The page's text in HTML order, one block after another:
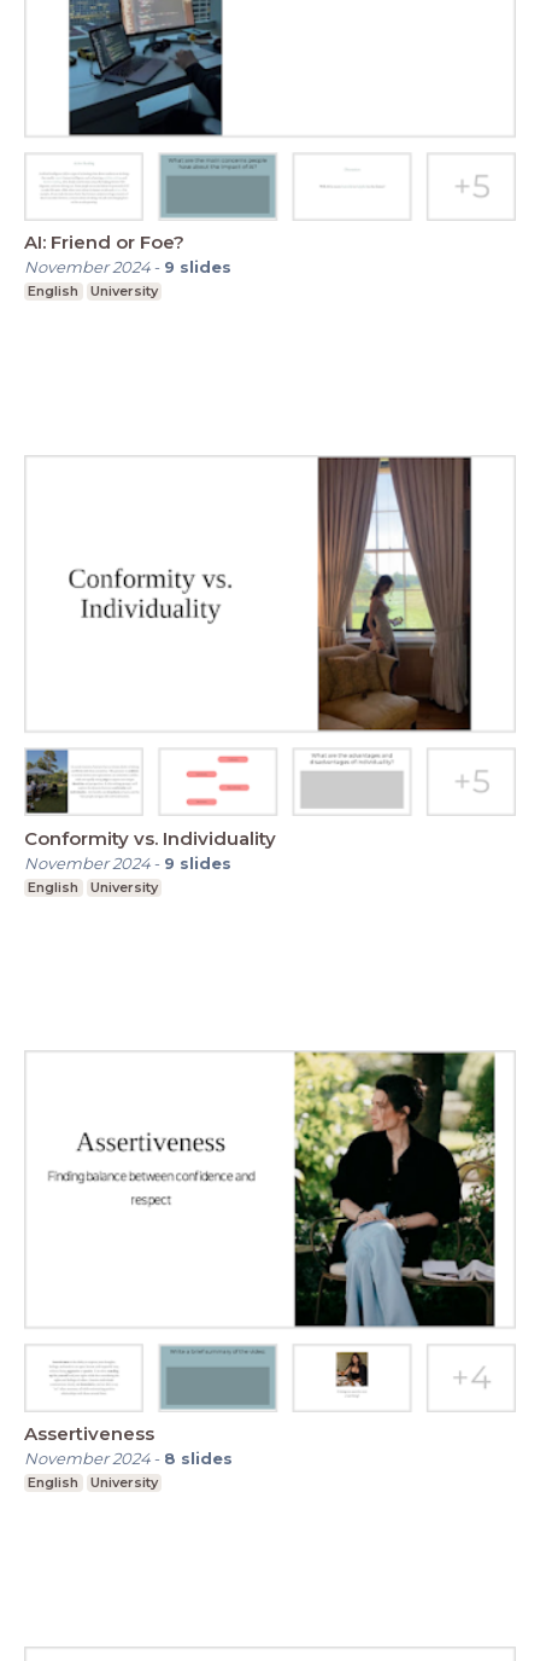
AI: Friend or Foe?
November 2024- 9 slides
English University
Conformity vs. Individuality
November 2024- 9 slides
English University
Assertiveness
November 2024- 8 slides
English University